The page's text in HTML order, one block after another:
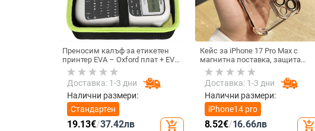
Преносим калъф за етикетен
принтер EVA – Oxford плат + EVA,
горещо пресовано EVA и шиене,
товароподемност 10 кг
Доставка: 1-3 дни
Налични размери:
Стандартен
19.13€/37.42лв add_shopping_cart
Кейс за iPhone 17 Pro Max с
магнитна поставка, защита
срещу изпускане на четирите
ъгъла, акрилен корпус с
електроплатиран финиш
Доставка: 1-3 дни
Налични размери:
iPhone14 pro
8.52€/16.66лв add_shopping_cart